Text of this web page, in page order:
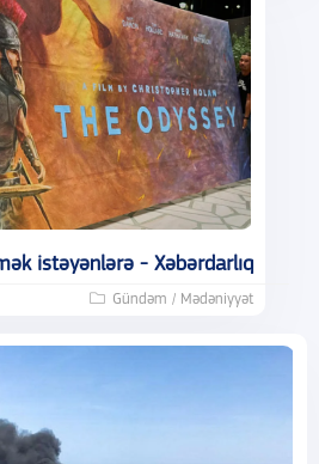
istəyənlərə - Xəbərdarlıq
Gündəm / Mədəniyyət